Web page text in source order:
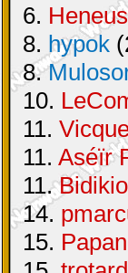
6. Heneus
8. hypok
8.
10.
11.
11. Aséïr
11.
14.
15.